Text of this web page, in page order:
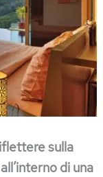
sulla
di una